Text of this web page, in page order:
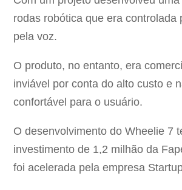
rodas robótica que era controlada
pela voz.
O produto, no entanto, era
inviável por conta do alto custo e
confortável para o usuário.
O desenvolvimento do Wheelie 7
investimento de 1,2 milhão da
foi acelerada pela empresa